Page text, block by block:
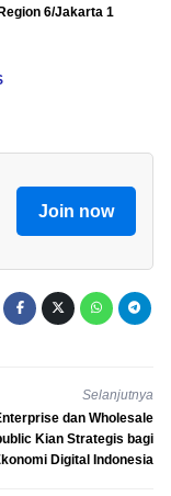
6/Jakarta 1
Join now
Selanjutnya
dan Wholesale
Kian Strategis bagi
Digital Indonesia